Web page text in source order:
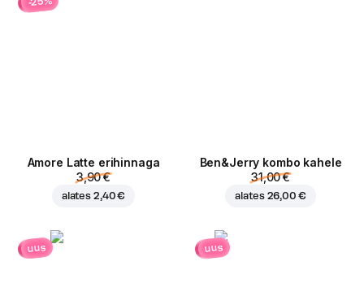
Amore Latte erihinnaga
3,90 €
alates 2,40 €
Ben&Jerry kombo kahele
31,00 €
alates 26,00 €
uus uus